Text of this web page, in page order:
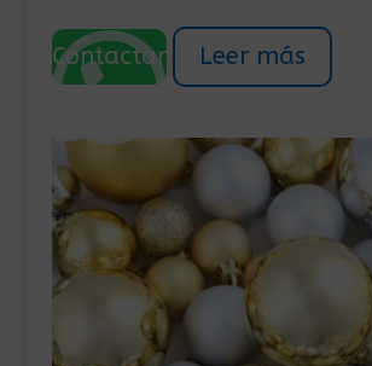
original
era:
actual
es:
Contactar Leer más